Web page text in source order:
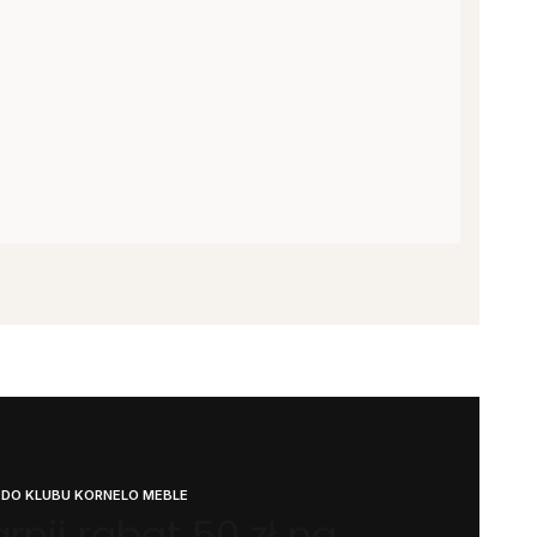
KLUBU KORNELO MEBLE